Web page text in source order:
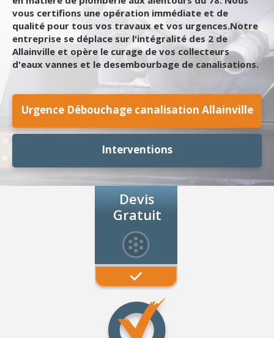
vous certifions une opération immédiate et de
qualité pour tous vos travaux et vos urgences.Notre
entreprise se déplace sur l'intégralité des 2 de
Allainville et opère le curage de vos collecteurs
d'eaux vannes et le desembourbage de canalisations.
Urgence Débouchage canalisation Allainville
Interventions
Devis
Gratuit